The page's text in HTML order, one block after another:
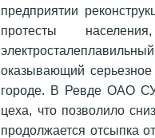
предприятии
протесты
оказывающий
городе. В Ревде ОАО
цеха, что позволило
продолжается отсыпка